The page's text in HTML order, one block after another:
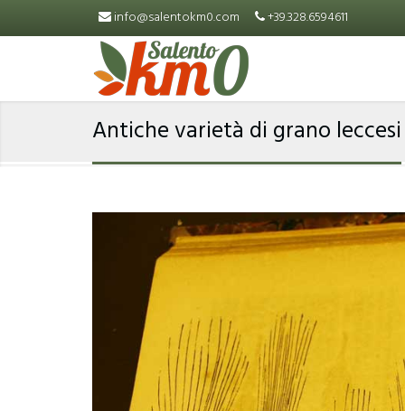
Skip to main contentinfo@salentokm0.com +39.328.6594611
Antiche varietà di grano leccesi